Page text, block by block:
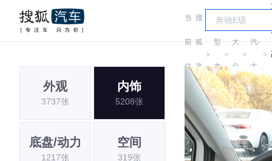
当
前
位
搜
狐
汽
车
＞
车
型
大
全
＞
大
众
＞
汽-
大
众
＞
外观
3737张
内饰
5208张
底盘/动力
1217张
空间
319张